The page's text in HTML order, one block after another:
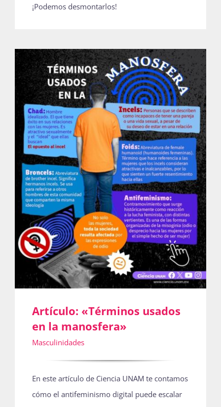
¡Podemos desmontarlos!
Artículo: «Términos usados
en la manosfera»
Masculinidades
En este artículo de Ciencia UNAM te contamos
cómo el antifeminismo digital puede escalar